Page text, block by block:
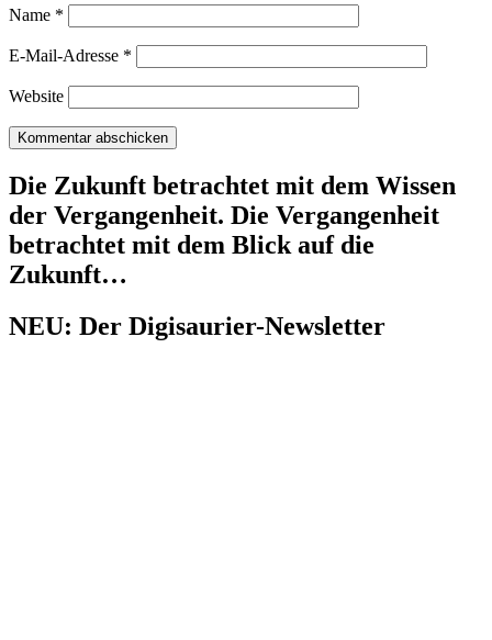
Name *
E-Mail-Adresse *
Website
Die Zukunft betrachtet mit dem Wissen
der Vergangenheit. Die Vergangenheit
betrachtet mit dem Blick auf die
Zukunft…
NEU: Der Digisaurier-Newsletter